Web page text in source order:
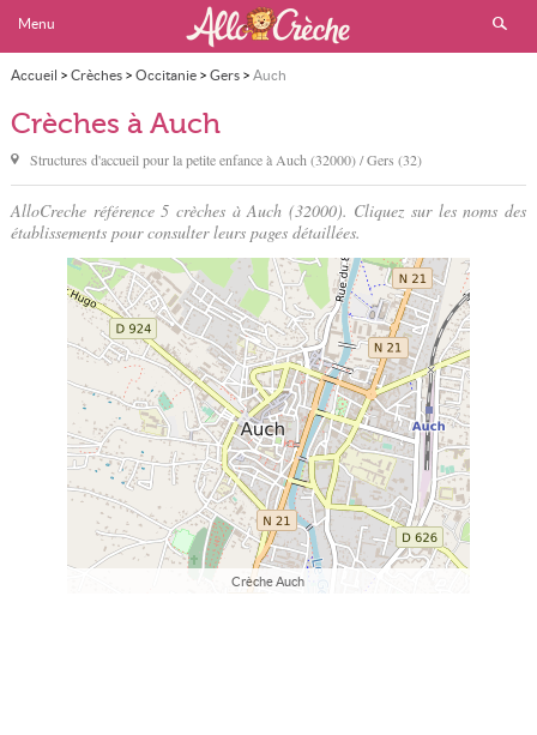
Menu
Accueil > Crèches> Occitanie> Gers> Auch
Crèches à Auch
Structures d'accueil pour la petite enfance à Auch (32000) / Gers (32)
AlloCreche référence 5 crèches à Auch (32000). Cliquez sur les noms des
établissements pour consulter leurs pages détaillées.
Crèche Auch